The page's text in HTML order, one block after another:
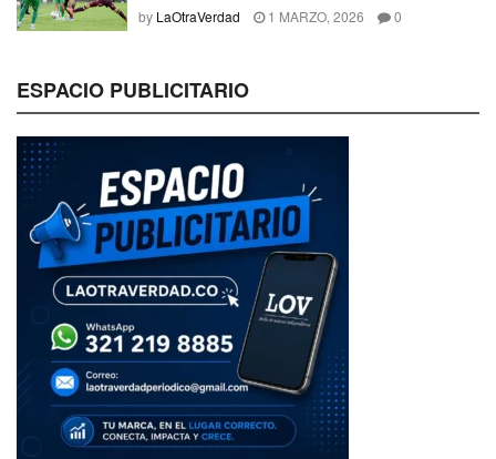
by LaOtraVerdad 1 MARZO, 2026 0
ESPACIO PUBLICITARIO